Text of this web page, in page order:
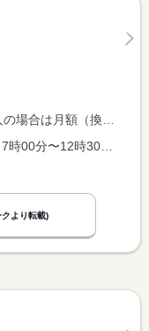
場合は時間額を表示しています。
より転載)